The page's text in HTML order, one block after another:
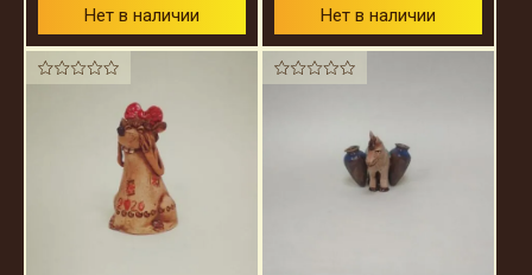
Нет в наличии Нет в наличии